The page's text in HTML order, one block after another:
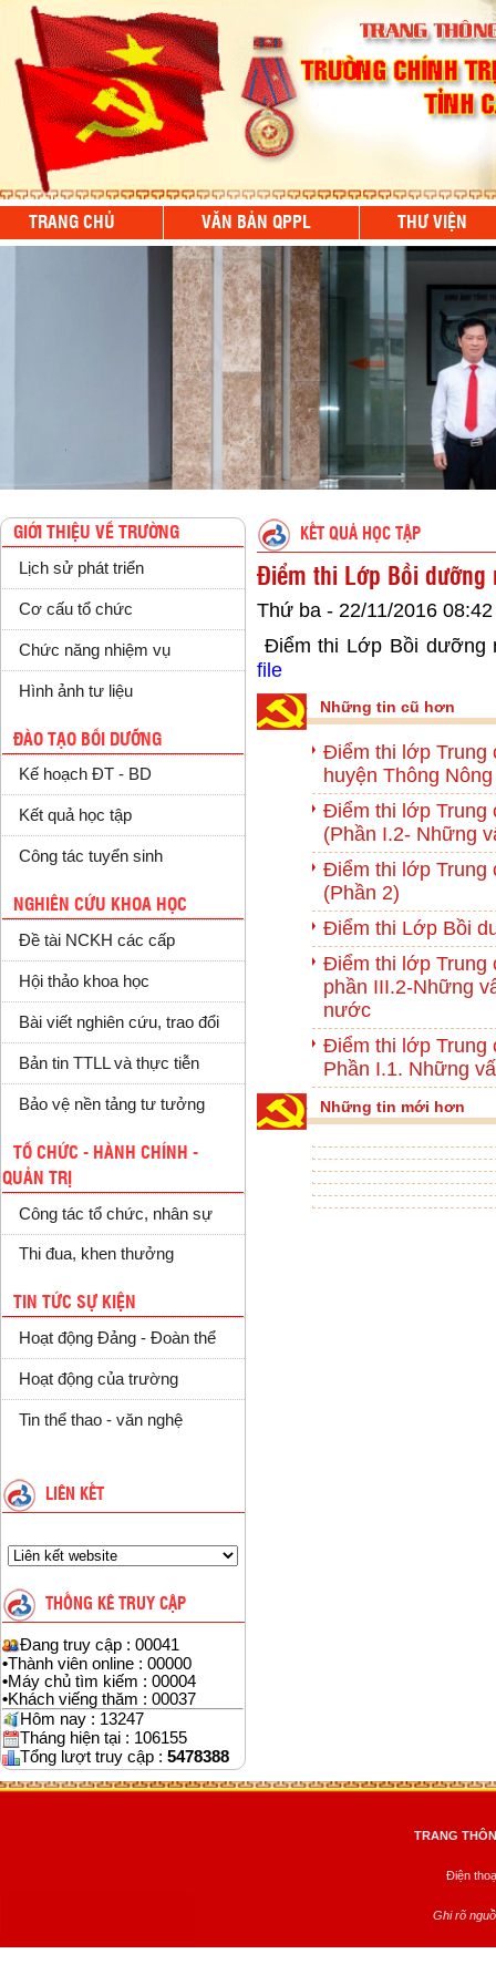
TRANG CHỦ VĂN BẢN QPPL THƯ VIỆN
GIỚI THIỆU VỀ TRƯỜNG
Lịch sử phát triển
Cơ cấu tổ chức
Chức năng nhiệm vụ
Hình ảnh tư liệu
ĐÀO TẠO BỒI DƯỠNG
Kế hoạch ĐT - BD
Kết quả học tập
Công tác tuyển sinh
NGHIÊN CỨU KHOA HỌC
Đề tài NCKH các cấp
Hội thảo khoa học
Bài viết nghiên cứu, trao đổi
Bản tin TTLL và thực tiễn
Bảo vệ nền tảng tư tưởng
TỔ CHỨC - HÀNH CHÍNH -
QUẢN TRỊ
Công tác tổ chức, nhân sự
Thi đua, khen thưởng
TIN TỨC SỰ KIỆN
Hoạt động Đảng - Đoàn thể
Hoạt động của trường
Tin thể thao - văn nghệ
LIÊN KẾT
THỐNG KÊ TRUY CẬP
Đang truy cập : 00041
•Thành viên online : 00000
•Máy chủ tìm kiếm : 00004
•Khách viếng thăm : 00037
Hôm nay : 13247
Tháng hiện tại : 106155
Tổng lượt truy cập : 5478388
KẾT QUẢ HỌC TẬP
Điểm thi Lớp Bồi dưỡng
Thứ ba - 22/11/2016 08:42
Điểm thi Lớp Bồi dưỡng
file
Những tin cũ hơn
Điểm thi lớp Trung
huyện Thông
Điểm thi lớp Trung
(Phần I.2- Những
Điểm thi lớp Trung
(Phần 2)
Điểm thi Lớp Bồi
Điểm thi lớp Trung
phần III.2-Những
nước
Điểm thi lớp Trung
Phần I.1. Những
Những tin mới hơn
TRANG
Điện
Ghi rõ